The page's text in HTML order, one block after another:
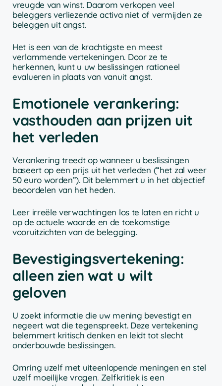
vreugde van winst. Daarom verkopen veel
beleggers verliezende activa niet of vermijden ze
beleggen uit angst.
Het is een van de krachtigste en meest
verlammende vertekeningen. Door ze te
herkennen, kunt u uw beslissingen rationeel
evalueren in plaats van vanuit angst.
Emotionele verankering:
vasthouden aan prijzen uit
het verleden
Verankering treedt op wanneer u beslissingen
baseert op een prijs uit het verleden (“het zal weer
50 euro worden”). Dit belemmert u in het objectief
beoordelen van het heden.
Leer irreële verwachtingen los te laten en richt u
op de actuele waarde en de toekomstige
vooruitzichten van de belegging.
Bevestigingsvertekening:
alleen zien wat u wilt
geloven
U zoekt informatie die uw mening bevestigt en
negeert wat die tegenspreekt. Deze vertekening
belemmert kritisch denken en leidt tot slecht
onderbouwde beslissingen.
Omring uzelf met uiteenlopende meningen en stel
uzelf moeilijke vragen. Zelfkritiek is een